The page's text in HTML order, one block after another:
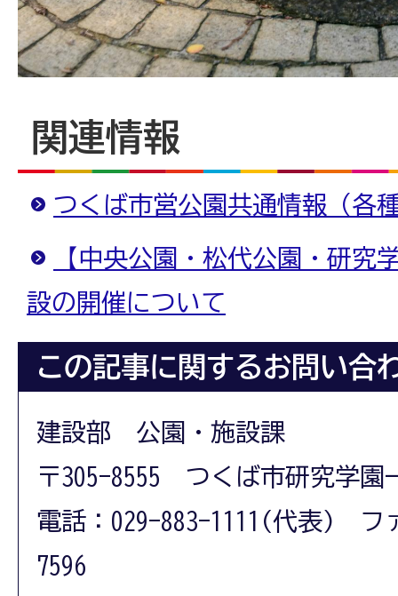
関連情報
つくば市営公園共通情報（各
【中央公園・松代公園・研究
設の開催について
この記事に関するお問い合
建設部 公園・施設課
〒305-8555 つくば市研究学園
電話：029-883-1111(代表) フ
7596